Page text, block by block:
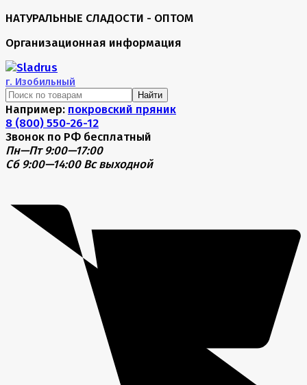
НАТУРАЛЬНЫЕ СЛАДОСТИ - ОПТОМ
Организационная информация
г. Изобильный
Найти
Например: покровский пряник
8 (800) 550-26-12
Звонок по РФ бесплатный
Пн—Пт 9:00—17:00
Сб 9:00—14:00 Вс выходной